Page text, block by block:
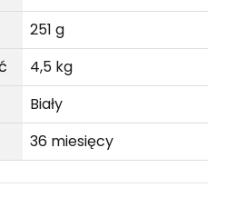
251 g
4,5 kg
Biały
36 miesięcy